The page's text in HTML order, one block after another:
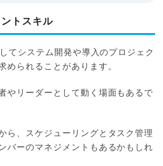
トスキル
てシステム開発や導入のプロジェク
められることがあります。
やリーダーとして動く場面もあるで
ら、スケジューリングとタスク管理
バーのマネジメントもあるかもしれ